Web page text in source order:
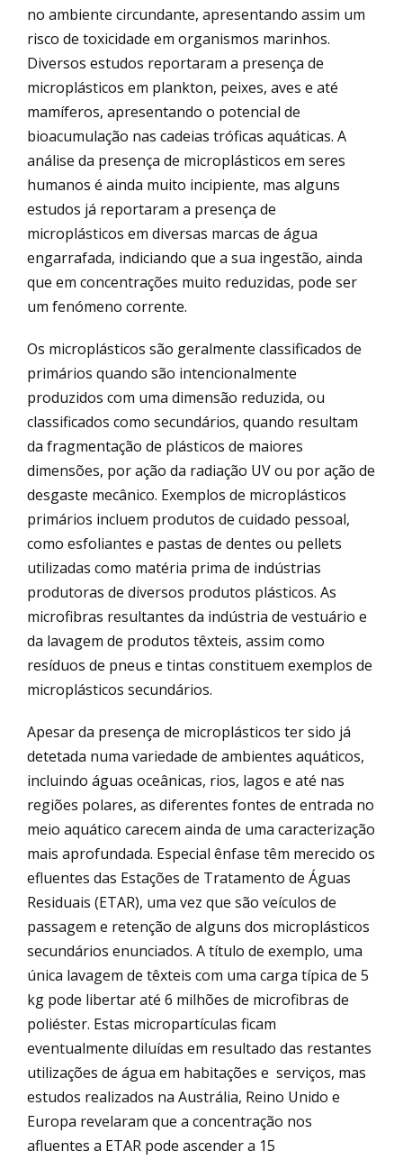
no ambiente circundante, apresentando assim um
risco de toxicidade em organismos marinhos.
Diversos estudos reportaram a presença de
microplásticos em plankton, peixes, aves e até
mamíferos, apresentando o potencial de
bioacumulação nas cadeias tróficas aquáticas. A
análise da presença de microplásticos em seres
humanos é ainda muito incipiente, mas alguns
estudos já reportaram a presença de
microplásticos em diversas marcas de água
engarrafada, indiciando que a sua ingestão, ainda
que em concentrações muito reduzidas, pode ser
um fenómeno corrente.
Os microplásticos são geralmente classificados de
primários quando são intencionalmente
produzidos com uma dimensão reduzida, ou
classificados como secundários, quando resultam
da fragmentação de plásticos de maiores
dimensões, por ação da radiação UV ou por ação de
desgaste mecânico. Exemplos de microplásticos
primários incluem produtos de cuidado pessoal,
como esfoliantes e pastas de dentes ou pellets
utilizadas como matéria prima de indústrias
produtoras de diversos produtos plásticos. As
microfibras resultantes da indústria de vestuário e
da lavagem de produtos têxteis, assim como
resíduos de pneus e tintas constituem exemplos de
microplásticos secundários.
Apesar da presença de microplásticos ter sido já
detetada numa variedade de ambientes aquáticos,
incluindo águas oceânicas, rios, lagos e até nas
regiões polares, as diferentes fontes de entrada no
meio aquático carecem ainda de uma caracterização
mais aprofundada. Especial ênfase têm merecido os
efluentes das Estações de Tratamento de Águas
Residuais (ETAR), uma vez que são veículos de
passagem e retenção de alguns dos microplásticos
secundários enunciados. A título de exemplo, uma
única lavagem de têxteis com uma carga típica de 5
kg pode libertar até 6 milhões de microfibras de
poliéster. Estas micropartículas ficam
eventualmente diluídas em resultado das restantes
utilizações de água em habitações e serviços, mas
estudos realizados na Austrália, Reino Unido e
Europa revelaram que a concentração nos
afluentes a ETAR pode ascender a 15